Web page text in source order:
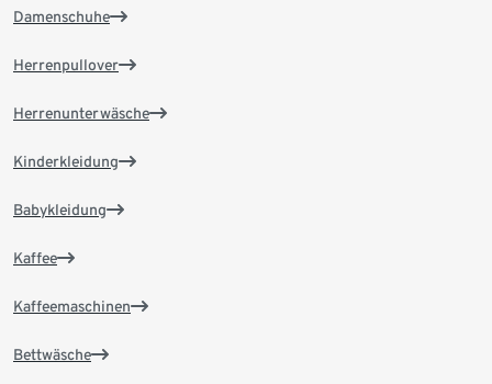
Damenschuhe
Herrenpullover
Herrenunterwäsche
Kinderkleidung
Babykleidung
Kaffee
Kaffeemaschinen
Bettwäsche